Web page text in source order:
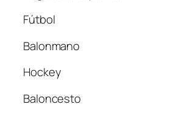
Fútbol
Balonmano
Hockey
Baloncesto